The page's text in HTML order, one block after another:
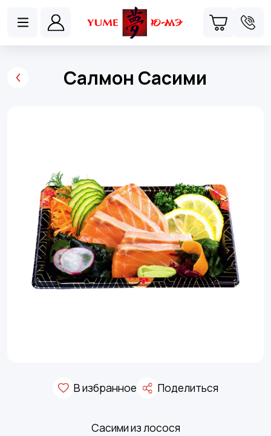
Салмон Сасими
В избранное Поделиться
Сасими из лосося